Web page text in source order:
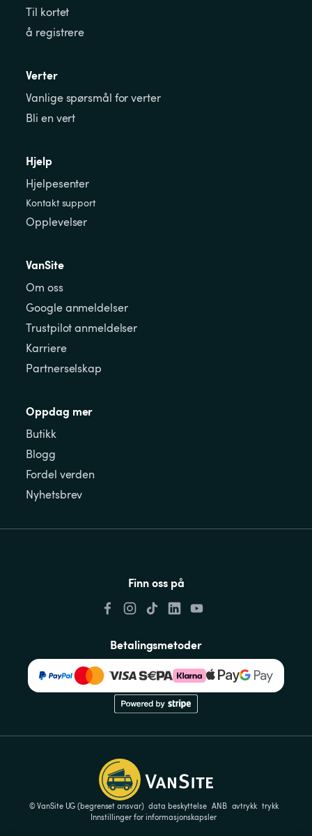
Til kortet
å registrere
Verter
Vanlige spørsmål for verter
Bli en vert
Hjelp
Hjelpesenter
Kontakt support
Opplevelser
VanSite
Om oss
Google anmeldelser
Trustpilot anmeldelser
Karriere
Partnerselskap
Oppdag mer
Butikk
Blogg
Fordel verden
Nyhetsbrev
Finn oss på
Betalingsmetoder
© VanSite UG (begrenset ansvar) data beskyttelse ANB avtrykk trykk
Innstillinger for informasjonskapsler